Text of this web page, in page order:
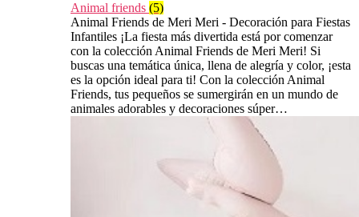
Animal friends (5)
Animal Friends de Meri Meri - Decoración para Fiestas
Infantiles ¡La fiesta más divertida está por comenzar
con la colección Animal Friends de Meri Meri! Si
buscas una temática única, llena de alegría y color, ¡esta
es la opción ideal para ti! Con la colección Animal
Friends, tus pequeños se sumergirán en un mundo de
animales adorables y decoraciones súper…